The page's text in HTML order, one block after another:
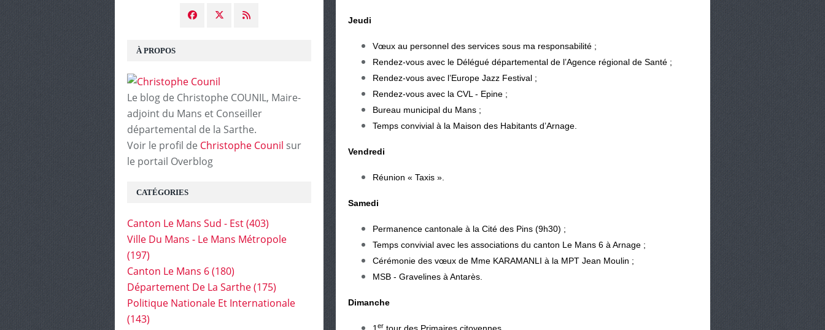
Jeudi
Vœux au personnel des services sous ma responsabilité ;
Rendez-vous avec le Délégué départemental de l’Agence régional de Santé ;
Rendez-vous avec l’Europe Jazz Festival ;
Rendez-vous avec la CVL - Epine ;
Bureau municipal du Mans ;
Temps convivial à la Maison des Habitants d’Arnage.
Vendredi
Réunion « Taxis ».
Samedi
Permanence cantonale à la Cité des Pins (9h30) ;
Temps convivial avec les associations du canton Le Mans 6 à Arnage ;
Cérémonie des vœux de Mme KARAMANLI à la MPT Jean Moulin ;
MSB - Gravelines à Antarès.
Dimanche
er
À PROPOS
Le blog de Christophe COUNIL, Maire-
adjoint du Mans et Conseiller
départemental de la Sarthe.
Voir le profil de Christophe Counil sur
le portail Overblog
CATÉGORIES
Canton Le Mans Sud - Est(403)
Ville Du Mans - Le Mans Métropole
(197)
Canton Le Mans 6(180)
Département De La Sarthe(175)
Politique Nationale Et Internationale
(143)